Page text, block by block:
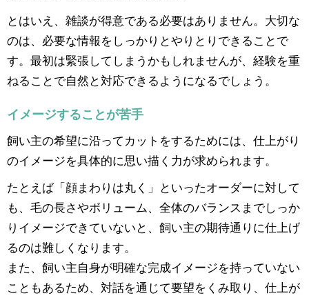
とはいえ、雑談が得意である必要はありません。大切な
のは、必要な情報をしっかりとやりとりできることで
す。最初は緊張してしまうかもしれませんが、経験を重
ねることで自然と対応できるようになるでしょう。
イメージすることが苦手
飼い主の希望に沿ってカットをするためには、仕上がり
のイメージを具体的に思い描く力が求められます。
たとえば「顔まわりは丸く」といったオーダーに対して
も、毛の長さやボリューム、全体のバランスまでしっか
りイメージできていないと、飼い主の期待通りに仕上げ
るのは難しくなります。
また、飼い主自身が明確な完成イメージを持っていない
こともあるため、対話を通じて要望をくみ取り、仕上が